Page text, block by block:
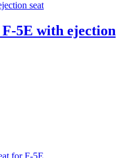
5E with ejection